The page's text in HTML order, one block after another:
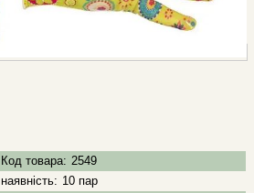
Код товара: 2549
наявність: 10 пар